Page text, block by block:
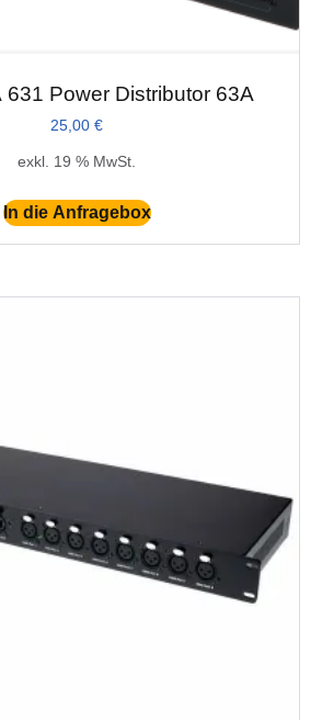
631 Power Distributor 63A
25,00 €
exkl. 19 % MwSt.
In die Anfragebox